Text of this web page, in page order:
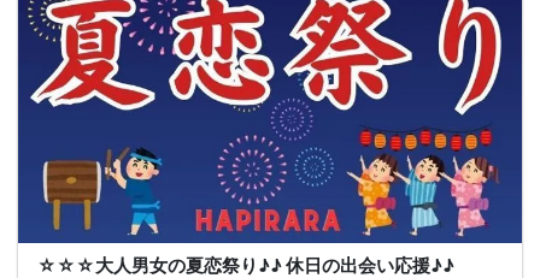
☆☆☆大人男女の夏恋祭り♪♪ 休日の出会い応援♪♪